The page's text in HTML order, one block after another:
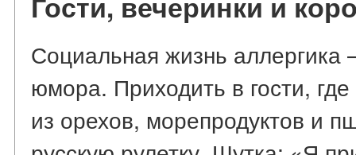
Социальная жизнь
юмора. Приходить в гости,
из орехов, морепродуктов и